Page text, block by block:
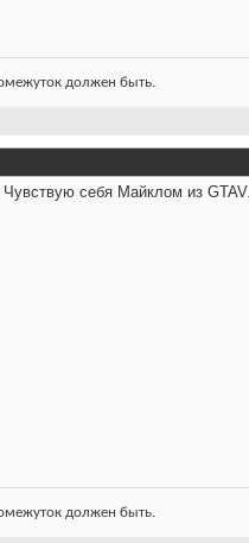
должен быть.
себя Майклом из GTAV.
должен быть.